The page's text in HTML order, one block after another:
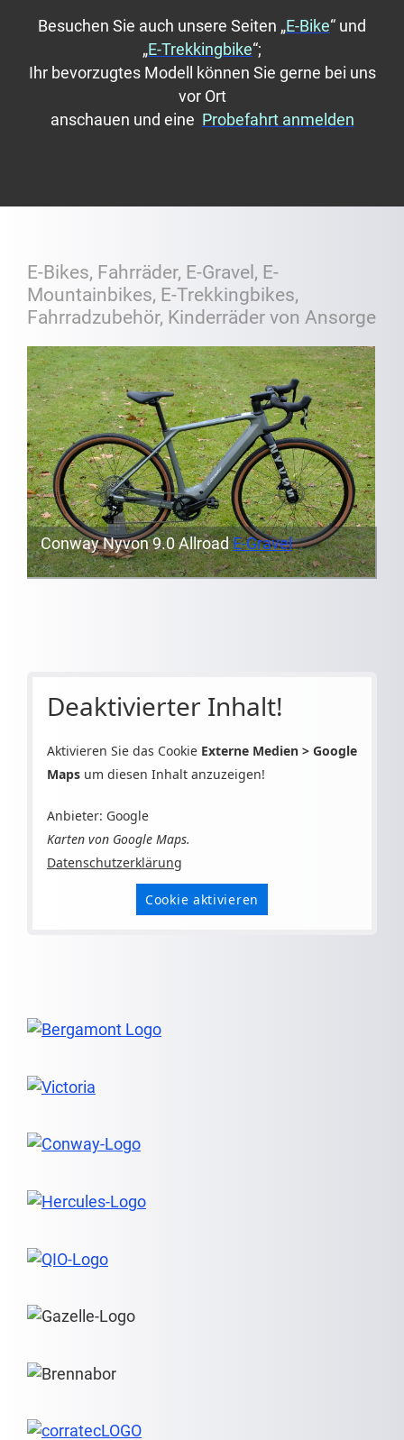
Besuchen Sie auch unsere Seiten „E-Bike“ und
„E-Trekkingbike“;
Ihr bevorzugtes Modell können Sie gerne bei uns
vor Ort
anschauen und eine Probefahrt anmelden
E-Bikes, Fahrräder, E-Gravel, E-
Mountainbikes, E-Trekkingbikes,
Fahrradzubehör, Kinderräder von Ansorge
Ultimate T10
Conway Nyvon 9.0 AllroadE-Gravel
Revox 4 orange
Conway MC 5.9 Mountainbike
PUKY Kinderfahrzeuge
Fahrradhelme
Deaktivierter Inhalt!
Aktivieren Sie das Cookie Externe Medien > Google
Maps um diesen Inhalt anzuzeigen!
Anbieter: Google
Karten von Google Maps.
Datenschutzerklärung
Cookie aktivieren